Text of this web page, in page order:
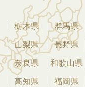
栃木県 群馬県
山梨県 長野県
奈良県 和歌山県
高知県 福岡県